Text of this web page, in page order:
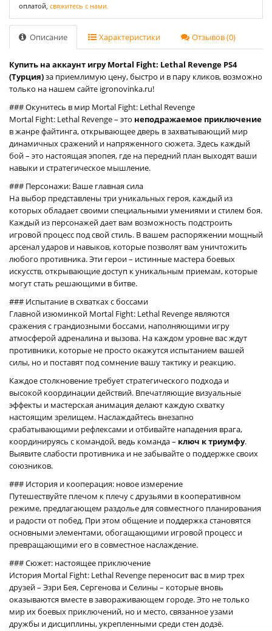
оплатой, свяжитесь с нами.
Описание Характеристики Отзывов (0)
Купить на аккаунт игру Mortal Fight: Lethal Revenge PS4
(Турция)за приемлимую цену, быстро и в пару кликов, возможно
только на нашем сайте igronovinka.ru!
### Окунитесь в мир Mortal Fight: Lethal Revenge
Mortal Fight: Lethal Revenge – это неподражаемое приключение
в жанре файтинга, открывающее дверь в захватывающий мир
динамичных сражений и напряженного сюжета. Здесь каждый
бой – это настоящая эпопея, где на передний план выходят ваши
навыки и стратегическое мышление.
### Персонажи: Ваше главная сила
На выбор представлены три уникальных героя, каждый из
которых обладает своими специальными умениями и стилем боя.
Каждый из персонажей дает вам возможность подстроить
игровой процесс под свой стиль. В вашем распоряжении мощный
арсенал ударов и навыков, которые позволят вам уничтожить
любого противника. Эти герои – истинные мастера боевых
искусств, открывающие доступ к уникальным приемам, которые
могут стать решающими в битве.
### Испытание в схватках с боссами
Главной изюминкой Mortal Fight: Lethal Revenge являются
сражения с грандиозными боссами, наполняющими игру
атмосферой адреналина и вызова. На каждом уровне вас ждут
противники, которые не просто окажутся испытанием вашей
силы, но и поставят под сомнение вашу тактику и реакцию.
Каждое столкновение требует стратегического подхода и
высокой координации действий. Впечатляющие визуальные
эффекты и мастерская анимация делают каждую схватку
настоящим зрелищем. Наслаждайтесь внезапно
срабатывающими рефлексами и отбивайте нападения врага,
координируясь с командой, ведь команда – ключ к триумфу.
Выявите слабости противника и не забывайте о поддержке своих
союзников.
### История и кооперация: новое измерение
Путешествуйте плечом к плечу с друзьями в кооперативном
режиме, предлагающем раздолье для совместного планирования
и радости от побед. При этом общение и поддержка становятся
основными элементами, обогащающими игровой процесс и
превращающими его в совместное наслаждение.
### Сюжет: настоящее приключение
История Mortal Fight: Lethal Revenge переносит вас в мир трех
друзей – Эзри Бея, Сергенова и Селины – которые вновь
оказываются вместе в завораживающем городе. Это не только
мир их боевых приключений, но и место, связанное узами
дружбы и дисциплины, укрепленными среди стен додзё.